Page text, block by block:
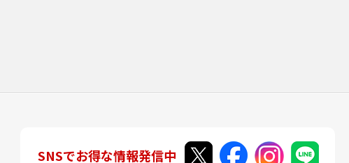
SNSでお得な情報発信中